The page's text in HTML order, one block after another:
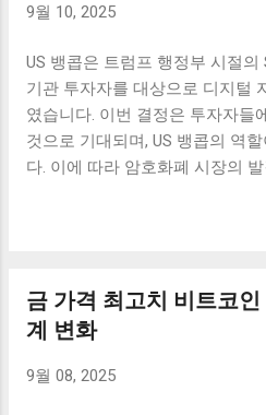
미친다고 아르도이노는 주장했습
니다. 파올로 아르도이노는 회사
포함한 다양한 자산에 투자하고
과 토지 투자에 대한 설명은 오
테더가 어떻게 고객들을 보호하
인해 시장의 잠재력이 저해되고
지만, 이러한 특성 때문에 악용
다. 예를 들어, 자금세탁이나 사
폐를 통해 이루어질 수 있으며,
더욱 철저한 기준을 설정할 필요
부가 명확한 규정을 도입하면 법
들에게 법적 보호를 제공할 뿐
관리하고 투자할 수 있는 여건이
체계는 은행과의 협력도 증대시
확실성 때문이기 때문이다. 따라
9월 10, 2025
US 뱅콥은 트럼프 행정부 시절
기관 투자자를 대상으로 디지털
였습니다. 이번 결정은 투자자들
것으로 기대되며, US 뱅콥의 역
다. 이에 따라 암호화폐 시장의
콥은 암호화폐 및 디지털 자산
(Financial Services Committee)
해 추진된 규제 완화와 관련이 있
길을 열어준 것으로 평가받고 있
금 가격 최고치 비트코
계 변화
9월 08, 2025